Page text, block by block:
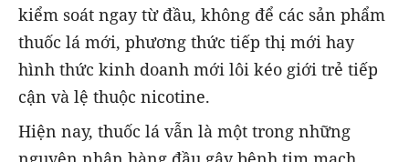
kiểm soát ngay từ đầu, không để các sản phẩm
thuốc lá mới, phương thức tiếp thị mới hay
hình thức kinh doanh mới lôi kéo giới trẻ tiếp
cận và lệ thuộc nicotine.
Hiện nay, thuốc lá vẫn là một trong những